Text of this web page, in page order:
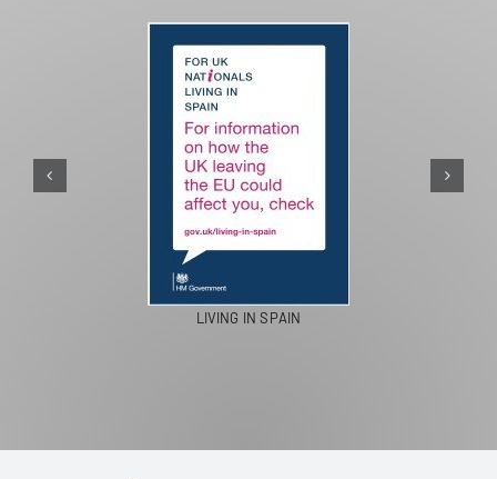
LIVING IN SPAIN